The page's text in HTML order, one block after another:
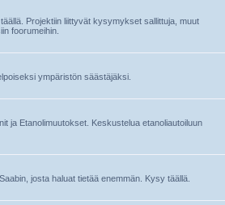
Projektiin liittyvät kysymykset sallittuja, muut
foorumeihin.
ympäristön säästäjäksi.
ja Etanolimuutokset. Keskustelua etanoliautoiluun
josta haluat tietää enemmän. Kysy täällä.